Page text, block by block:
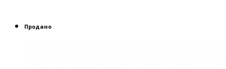
Продано